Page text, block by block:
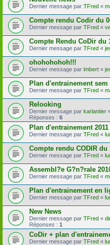
Dernier message par TFred «
Compte rendu Codir du
Dernier message par TFred «
Compte Rendu CoDir du
Dernier message par TFred «
ohohohohoh!!!
Dernier message par imbert «
Plan d'entrainement sem
Dernier message par TFred «
Relooking
Dernier message par karlantier
Réponses : 6
Plan d'entrainement 2011
Dernier message par TFred «
Compte rendu CODIR du
Dernier message par TFred «
Assembl?e G?n?rale
Dernier message par TFred «
Plan d'entrainement en
Dernier message par TFred «
New News
Dernier message par TFred «
Réponses : 1
CoDir + plan
Dernier message par TFred «